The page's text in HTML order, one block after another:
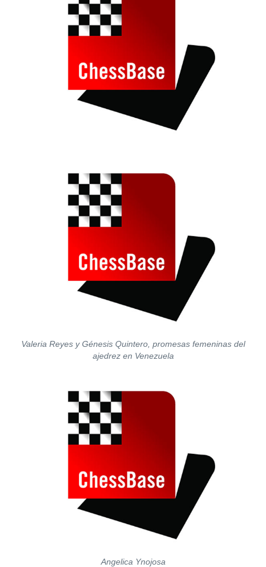
Valeria Reyes y Génesis Quintero, promesas femeninas del
ajedrez en Venezuela
Angelica Ynojosa